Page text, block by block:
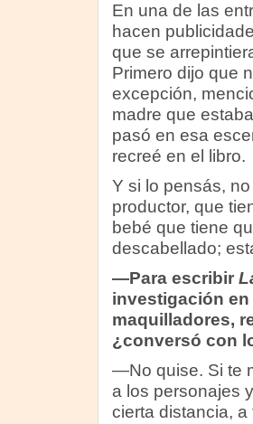
En una de las
hacen
que se
Primero dijo que
excepción,
madre que
pasó en esa
recreé en el libro.
Y si lo pensás,
productor, que
bebé que tiene
descabellado;
—Para escribir
investigación
maquilladores,
¿conversó con
—No quise. Si te
a los personajes
cierta distancia,